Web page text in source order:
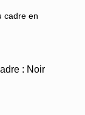
cadre en
: Noir